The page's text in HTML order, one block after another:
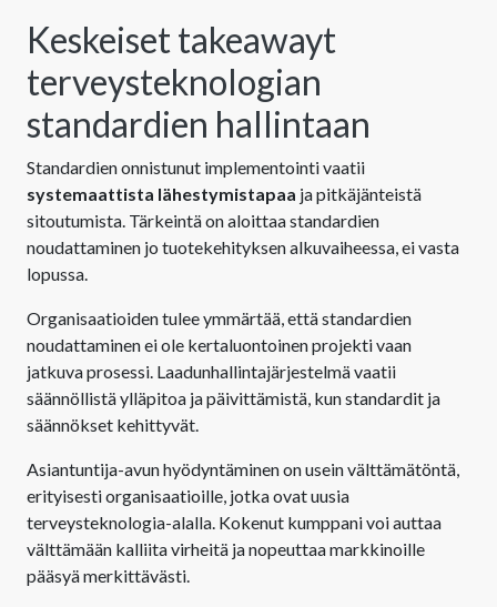
Keskeiset takeawayt
terveysteknologian
standardien hallintaan
Standardien onnistunut implementointi vaatii
systemaattista lähestymistapaa ja pitkäjänteistä
sitoutumista. Tärkeintä on aloittaa standardien
noudattaminen jo tuotekehityksen alkuvaiheessa, ei vasta
lopussa.
Organisaatioiden tulee ymmärtää, että standardien
noudattaminen ei ole kertaluontoinen projekti vaan
jatkuva prosessi. Laadunhallintajärjestelmä vaatii
säännöllistä ylläpitoa ja päivittämistä, kun standardit ja
säännökset kehittyvät.
Asiantuntija-avun hyödyntäminen on usein välttämätöntä,
erityisesti organisaatioille, jotka ovat uusia
terveysteknologia-alalla. Kokenut kumppani voi auttaa
välttämään kalliita virheitä ja nopeuttaa markkinoille
pääsyä merkittävästi.